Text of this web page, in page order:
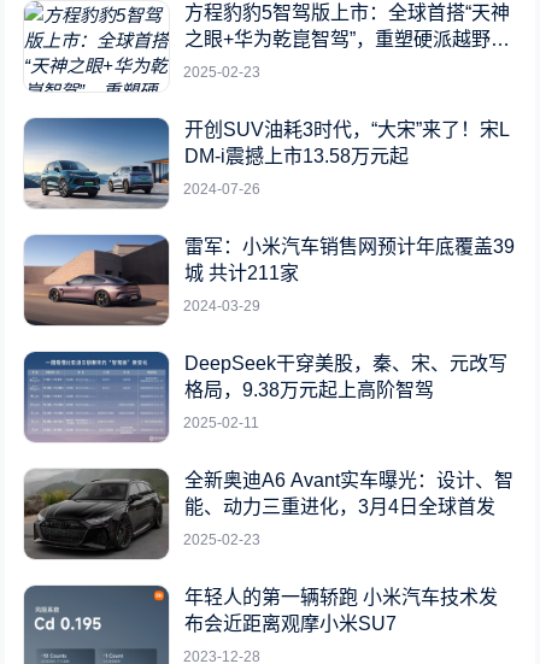
方程豹豹5智驾版上市：全球首搭“天神
之眼+华为乾崑智驾”，重塑硬派越野新
标杆
2025-02-23
开创SUV油耗3时代，“大宋”来了！宋L
DM-i震撼上市13.58万元起
2024-07-26
雷军：小米汽车销售网预计年底覆盖39
城 共计211家
2024-03-29
DeepSeek干穿美股，秦、宋、元改写
格局，9.38万元起上高阶智驾
2025-02-11
全新奥迪A6 Avant实车曝光：设计、智
能、动力三重进化，3月4日全球首发
2025-02-23
年轻人的第一辆轿跑 小米汽车技术发
布会近距离观摩小米SU7
2023-12-28